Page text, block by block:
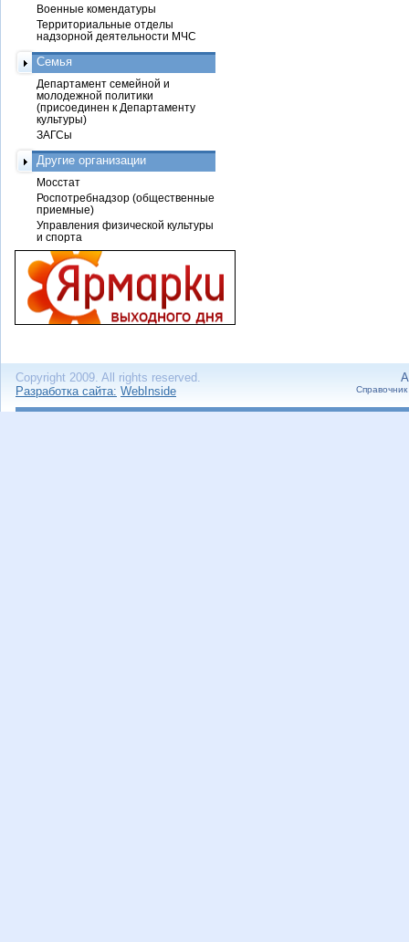
Военные комендатуры
Территориальные отделы
надзорной деятельности МЧС
Семья
Департамент семейной и
молодежной политики
(присоединен к Департаменту
культуры)
ЗАГСы
Другие организации
Мосстат
Роспотребнадзор (общественные
приемные)
Управления физической культуры
и спорта
Copyright 2009. All rights reserved.
Разработка сайта: WebInside